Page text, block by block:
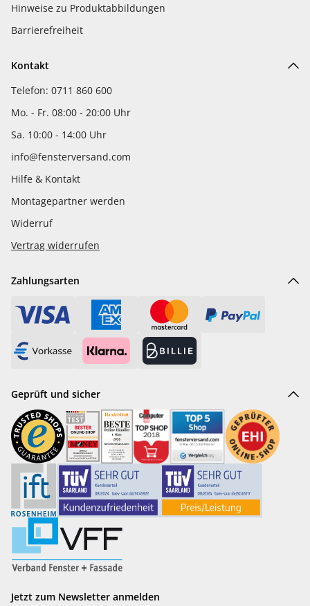
Hinweise zu Produktabbildungen
Barrierefreiheit
Kontakt
Telefon: 0711 860 600
Mo. - Fr. 08:00 - 20:00 Uhr
Sa. 10:00 - 14:00 Uhr
info@fensterversand.com
Hilfe & Kontakt
Montagepartner werden
Widerruf
Vertrag widerrufen
Zahlungsarten
Geprüft und sicher
Jetzt zum Newsletter anmelden